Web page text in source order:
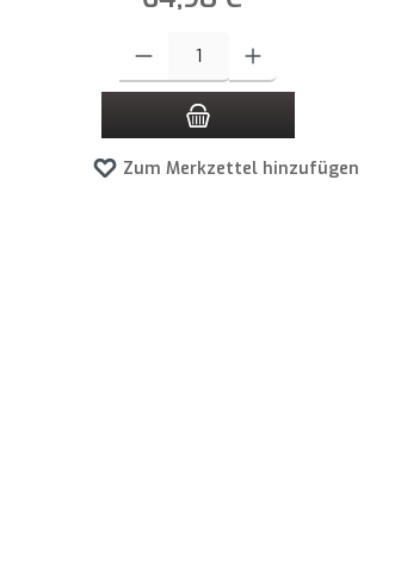
Zum Merkzettel hinzufügen